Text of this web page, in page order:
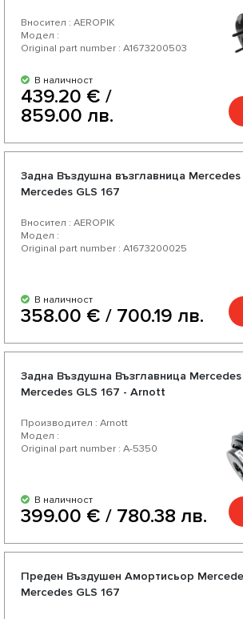
Вносител : AEROPIK
Модел :
Original part number : A1673200503
В наличност
439.20 € /
859.00 лв.
Задна Въздушна възглавница Mercedes
Mercedes GLS 167
Вносител : AEROPIK
Модел :
Original part number : A1673200025
В наличност
358.00 € / 700.19 лв.
Задна Въздушна Възглавница Mercedes
Mercedes GLS 167 - Arnott
Производител : Arnott
Модел :
Original part number : A-5350
В наличност
399.00 € / 780.38 лв.
Преден Въздушен Амортисьор
Mercedes GLS 167